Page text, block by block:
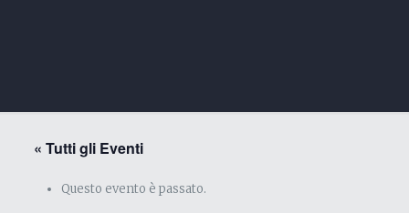
« Tutti gli Eventi
Questo evento è passato.